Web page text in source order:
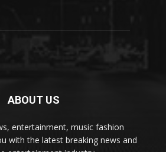
ABOUT US
entertainment, music fashion
with the latest breaking news and